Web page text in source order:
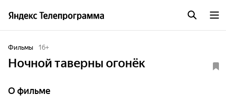
Фильмы 16+
Ночной таверны огонёк
О фильме